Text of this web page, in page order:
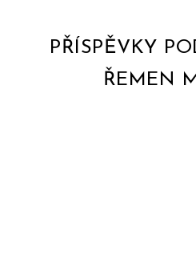
PŘÍSPĚVKY
ŘEMEN